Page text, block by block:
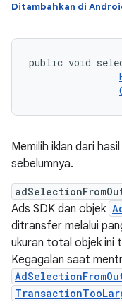
Ditambahkan di
public void
Memilih iklan dari
sebelumnya.
Ads SDK dan objek
ditransfer melalui
ukuran total objek ini
Kegagalan saat